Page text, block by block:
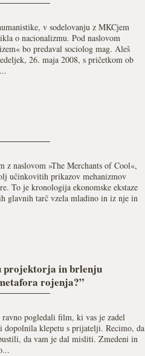
v sodelovanju z MKCjem
o nacionalizmu. Pod naslovom
bo predaval sociolog mag. Aleš
26. maja 2008, s pričetkom ob
z naslovom »The Merchants of Cool«,
učinkovitih prikazov mehanizmov
To je kronologija ekonomske ekstaze
glavnih tarč vzela mladino in iz nje in
projektorja in brlenju
rojenja?”
pogledali film, ki vas je zadel
dopolnila klepetu s prijatelji. Recimo, da
da vam je dal misliti. Zmedeni in